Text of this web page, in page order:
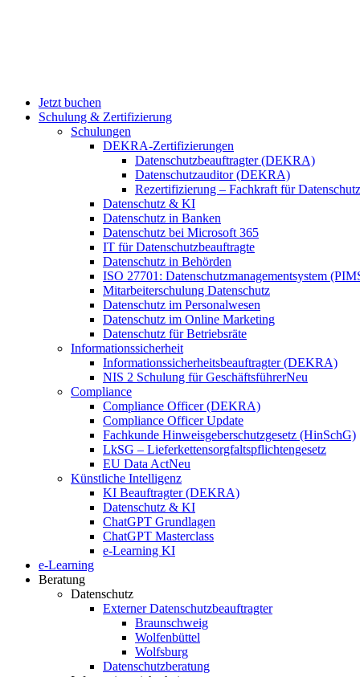
Jetzt buchen
Schulung & Zertifizierung
Schulungen
DEKRA-Zertifizierungen
Datenschutzbeauftragter (DEKRA)
Datenschutzauditor (DEKRA)
Rezertifizierung – Fachkraft für
Datenschutz & KI
Datenschutz in Banken
Datenschutz bei Microsoft 365
IT für Datenschutzbeauftragte
Datenschutz in Behörden
ISO 27701: Datenschutzmanagementsystem
Mitarbeiterschulung Datenschutz
Datenschutz im Personalwesen
Datenschutz im Online Marketing
Datenschutz für Betriebsräte
Informationssicherheit
Informationssicherheitsbeauftragter (DEKRA)
NIS 2 Schulung für GeschäftsführerNeu
Compliance
Compliance Officer (DEKRA)
Compliance Officer Update
Fachkunde Hinweisgeberschutzgesetz (HinSchG)
LkSG – Lieferkettensorgfaltspflichtengesetz
EU Data ActNeu
Künstliche Intelligenz
KI Beauftragter (DEKRA)
Datenschutz & KI
ChatGPT Grundlagen
ChatGPT Masterclass
e-Learning KI
e-Learning
Beratung
Datenschutz
Externer Datenschutzbeauftragter
Braunschweig
Wolfenbüttel
Wolfsburg
Datenschutzberatung